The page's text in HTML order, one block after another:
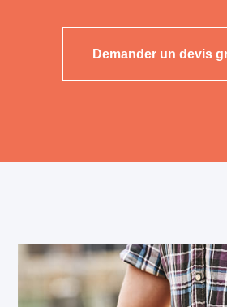
Demander un devis